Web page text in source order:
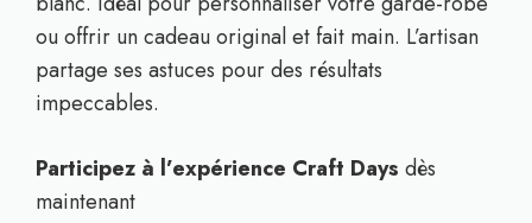
ou offrir un cadeau original et fait main. L’artisan
partage ses astuces pour des résultats
impeccables.
Participez à l’expérience Craft Days dès
maintenant